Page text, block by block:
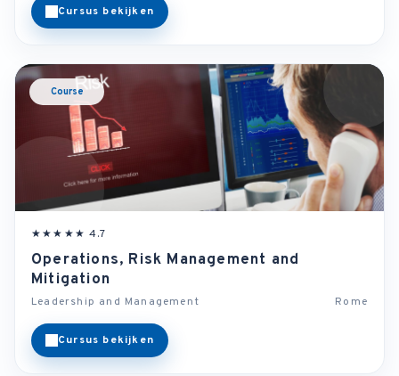
Cursus bekijken
Course
★★★★★ 4.7
Operations, Risk Management and
Mitigation
Leadership and Management Rome
Cursus bekijken